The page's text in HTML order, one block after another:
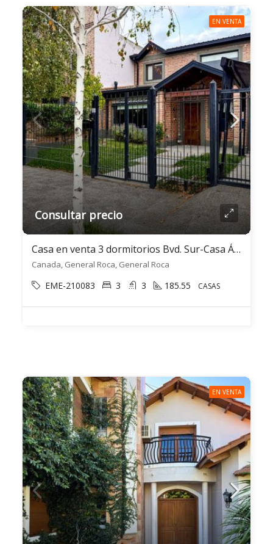
EN VENTA
Consultar precio
Casa en venta 3 dormitorios Bvd. Sur-Casa Ámbar- Gral. Roca
Canada, General Roca, General Roca
EME-210083 3 3 185.55 CASAS
EN VENTA